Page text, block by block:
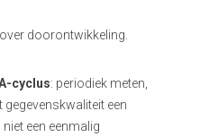
doorontwikkeling.
cyclus: periodiek meten,
een
een eenmalig